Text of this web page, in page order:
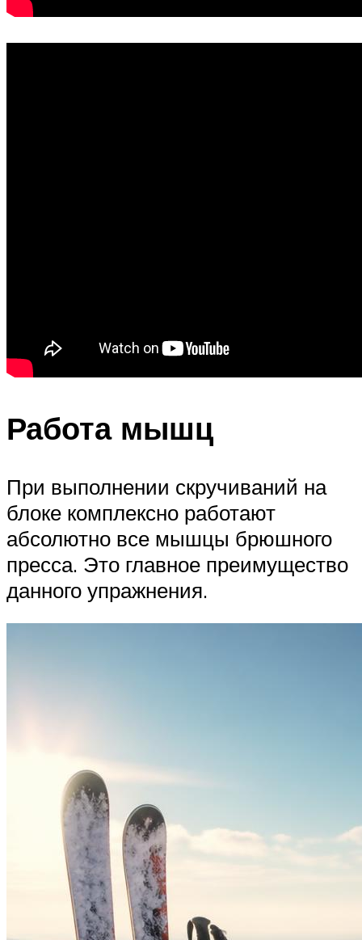
Работа мышц
При выполнении скручиваний на
блоке комплексно работают
абсолютно все мышцы брюшного
пресса. Это главное преимущество
данного упражнения.